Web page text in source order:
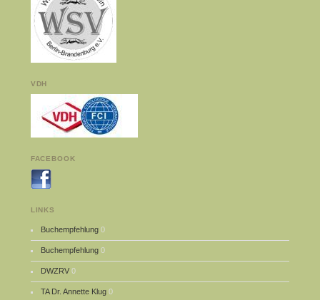
VDH
FACEBOOK
LINKS
Buchempfehlung 0
Buchempfehlung 0
DWZRV 0
TA Dr. Annette Klug 0